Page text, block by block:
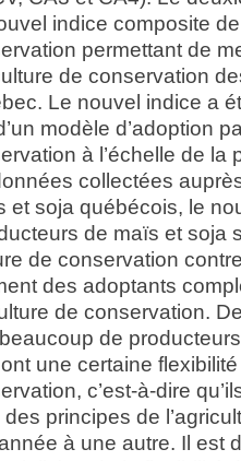
indice composite de
permettant de
de conservation
Le nouvel indice a
modèle d’adoption
à l’échelle de la
collectées
et soja québécois, le
de maïs et soja
de conservation
des adoptants
de conservation.
de
une certaine
c’est-à-dire
principes de
à une autre. Il est